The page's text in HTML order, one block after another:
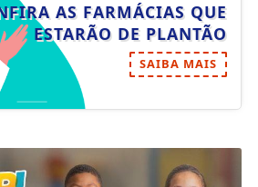
AS FARMÁCIAS QUE
ESTARÃO DE PLANTÃO
SAIBA MAIS